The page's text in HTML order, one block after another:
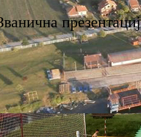
из ваздуха